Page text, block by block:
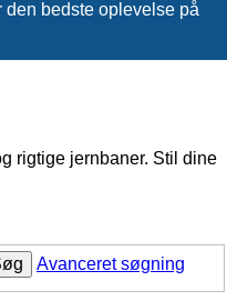
den bedste oplevelse på
rigtige jernbaner. Stil dine
Avanceret søgning